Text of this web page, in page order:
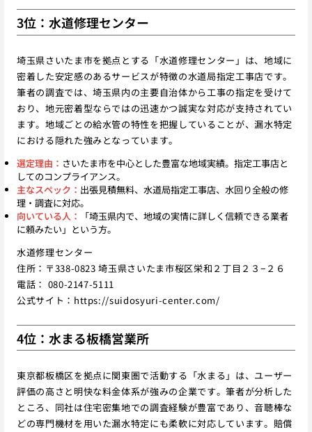
3位：水道修理センター
埼玉県さいたま市を拠点とする「水道修理センター」は、地域に
密着した安定感のあるサービスが特徴の水道局指定工事店です。
筆者の調査では、埼玉県内の主要自治体から工事の指定を受けて
おり、地元密着型ならではの迅速かつ誠実な対応が支持されてい
ます。地域ごとの給水管の特性を把握していることが、漏水特定
における隠れた強みとなっています。
選定理由： さいたま市を中心とした豊富な地域実績。指定工事店と
してのコンプライアンス。
主なスペック： 出張見積無料、水道局指定工事店、水回り全般の修
理・調査に対応。
向いている人：
「埼玉県内で、地域の実情に詳しく信頼できる業者
に頼みたい」という方。
水道修理センター
住所：〒338-0823 埼玉県さいたま市桜区栄和２丁目２３−２６
電話： 080-2147-5111
公式サイト： https://suidosyuri-center.com/
4位：水まる板橋営業所
東京都板橋区を拠点に関東圏で活動する「水まる」は、ユーザー
評価の高さと明快な料金体系が強みの企業です。筆者が分析した
ところ、同社は住宅密集地での調査経験が豊富であり、音聴棒な
どの専門機材を用いた漏水特定にも柔軟に対応しています。賠償